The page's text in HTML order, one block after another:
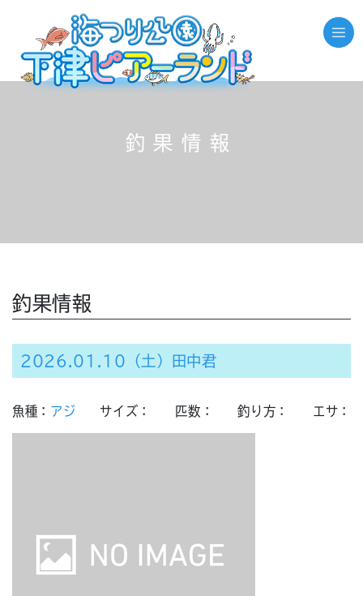
釣果情報
釣果情報
2026.01.10（土）田中君
魚種： アジ サイズ： 匹数： 釣り方： エサ：